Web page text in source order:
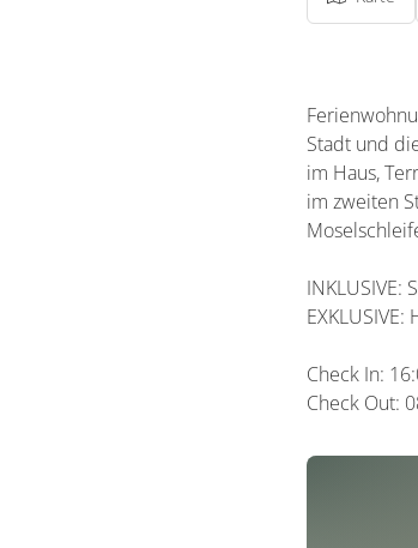
Stadt und
im Haus,
im zweiten
INKLUSIVE:
Check In:
Check Out: